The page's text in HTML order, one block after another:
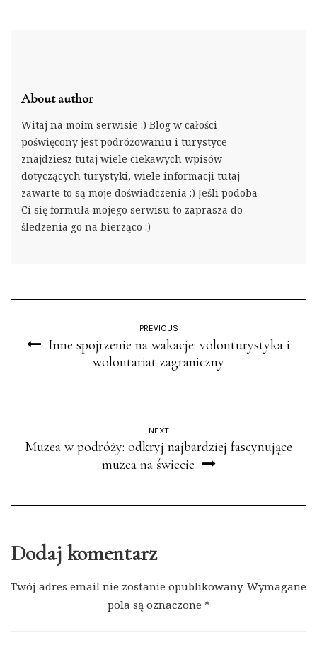
About author
Witaj na moim serwisie :) Blog w całości
poświęcony jest podróżowaniu i turystyce
znajdziesz tutaj wiele ciekawych wpisów
dotyczących turystyki, wiele informacji tutaj
zawarte to są moje doświadczenia :) Jeśli podoba
Ci się formuła mojego serwisu to zaprasza do
śledzenia go na bierząco :)
PREVIOUS
Inne spojrzenie na wakacje: volonturystyka i
wolontariat zagraniczny
NEXT
Muzea w podróży: odkryj najbardziej fascynujące
muzea na świecie
Dodaj komentarz
Twój adres email nie zostanie opublikowany. Wymagane
pola są oznaczone *